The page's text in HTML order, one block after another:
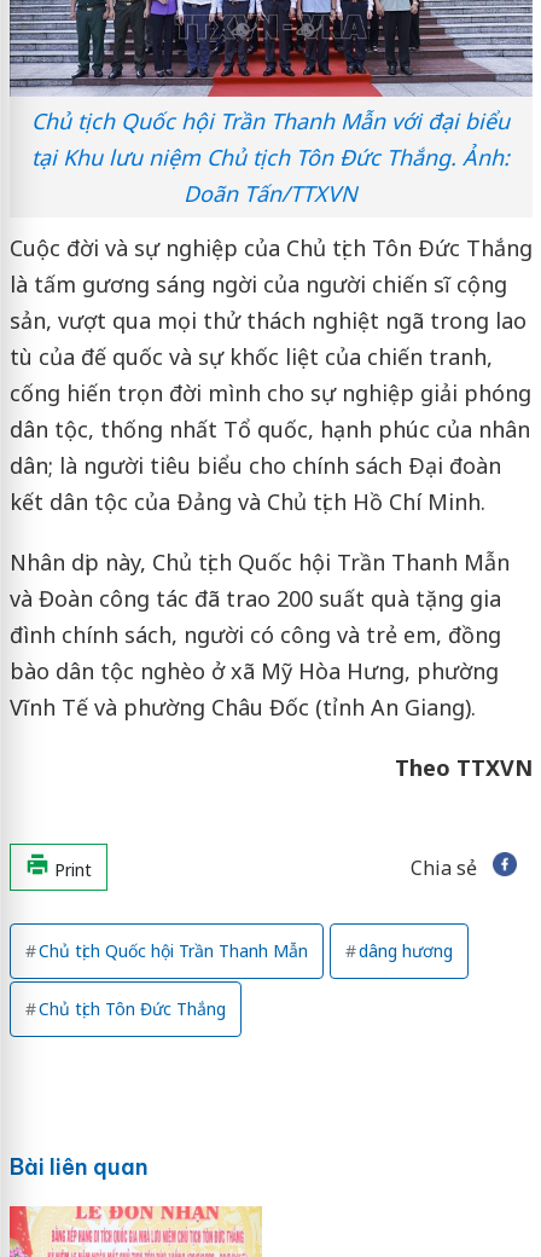
Chủ tịch Quốc hội Trần Thanh Mẫn với đại biểu
tại Khu lưu niệm Chủ tịch Tôn Đức Thắng. Ảnh:
Doãn Tấn/TTXVN
Cuộc đời và sự nghiệp của Chủ tịch Tôn Ðức Thắng
là tấm gương sáng ngời của người chiến sĩ cộng
sản, vượt qua mọi thử thách nghiệt ngã trong lao
tù của đế quốc và sự khốc liệt của chiến tranh,
cống hiến trọn đời mình cho sự nghiệp giải phóng
dân tộc, thống nhất Tổ quốc, hạnh phúc của nhân
dân; là người tiêu biểu cho chính sách Ðại đoàn
kết dân tộc của Ðảng và Chủ tịch Hồ Chí Minh.
Nhân dịp này, Chủ tịch Quốc hội Trần Thanh Mẫn
và Đoàn công tác đã trao 200 suất quà tặng gia
đình chính sách, người có công và trẻ em, đồng
bào dân tộc nghèo ở xã Mỹ Hòa Hưng, phường
Vĩnh Tế và phường Châu Đốc (tỉnh An Giang).
Theo TTXVN
Print Chia sẻ
Chủ tịch Quốc hội Trần Thanh Mẫn dâng hương
Chủ tịch Tôn Đức Thắng
Bài liên quan